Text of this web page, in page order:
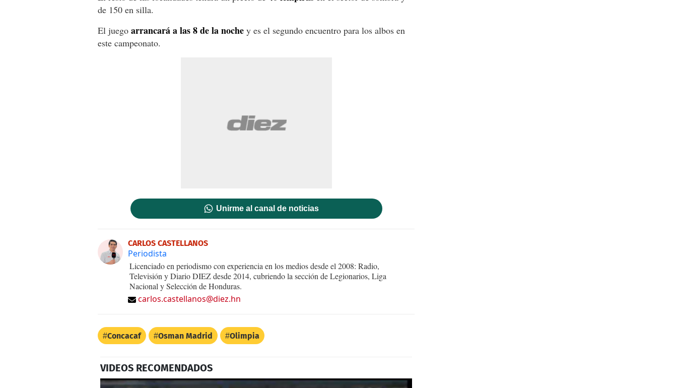
de 150 en silla.
El juego arrancará a las 8 de la noche y es el segundo encuentro para los albos en
este campeonato.
Unirme al canal de noticias
CARLOS CASTELLANOS
Periodista
Licenciado en periodismo con experiencia en los medios desde el 2008: Radio,
Televisión y Diario DIEZ desde 2014, cubriendo la sección de Legionarios, Liga
Nacional y Selección de Honduras.
carlos.castellanos@diez.hn
Concacaf Osman Madrid Olimpia
VIDEOS RECOMENDADOS